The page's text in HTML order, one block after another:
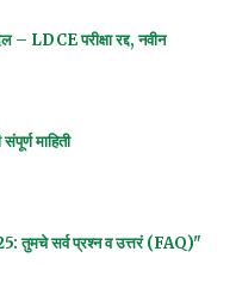
– LDCE परीक्षा रद्द, नवीन
माहिती
तुमचे सर्व प्रश्न व उत्तरं (FAQ)"